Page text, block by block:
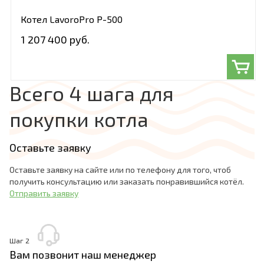
Котел LavoroPro Р-500
1 207 400 руб.
Всего 4 шага для
покупки котла
Оставьте заявку
Оставьте заявку на сайте или по телефону для того, чтоб
получить консультацию или заказать понравившийся котёл.
Отправить заявку
Шаг 2
Вам позвонит наш менеджер